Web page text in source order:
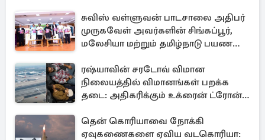
சுவிஸ் வள்ளுவன் பாடசாலை அதிபர்
முருகவேள் அவர்களின் சிங்கப்பூர்,
மலேசியா மற்றும் தமிழ்நாடு பயண
ரஷ்யாவின் சரடோவ் விமான
நிலையத்தில் விமானங்கள் பறக்க
தடை: அதிகரிக்கும் உக்ரைன் ட்ரோன்
தென் கொரியாவை நோக்கி
ஏவுகணைகளை ஏவிய வடகொரியா: